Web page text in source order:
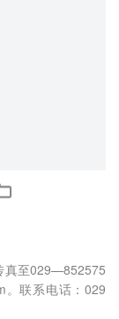
真至029—852575
。联系电话：029